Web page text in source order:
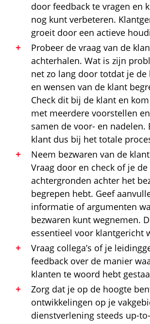
door feedback te vragen en
nog kunt verbeteren.
groeit door een actieve
Probeer de vraag van de
achterhalen. Wat is zijn
net zo lang door totdat je de
en wensen van de klant
Check dit bij de klant en
met meerdere voorstellen
samen de voor- en nadelen.
klant dus bij het totale
Neem bezwaren van de
Vraag door en check of je de
achtergronden achter het
begrepen hebt. Geef
informatie of argumenten
bezwaren kunt wegnemen.
essentieel voor klantgericht
Vraag collega’s of je
feedback over de manier
klanten te woord hebt
Zorg dat je op de hoogte
ontwikkelingen op je
dienstverlening steeds up-